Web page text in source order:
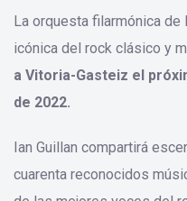
La orquesta filarmónica de
icónica del rock clásico y
a Vitoria-Gasteiz el
de 2022.
Ian Guillan compartirá
cuarenta reconocidos